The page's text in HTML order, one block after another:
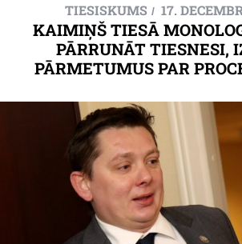
TIESISKUMS 17.
KAIMIŅŠ TIESĀ
PĀRRUNĀT TIESNESI,
PĀRMETUMUS PAR